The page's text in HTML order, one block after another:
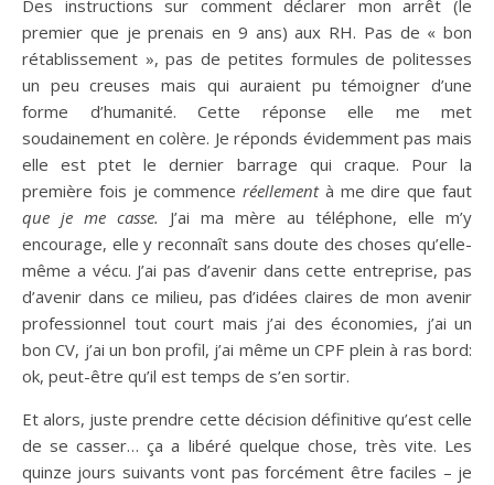
Des instructions sur comment déclarer mon arrêt (le
premier que je prenais en 9 ans) aux RH. Pas de « bon
rétablissement », pas de petites formules de politesses
un peu creuses mais qui auraient pu témoigner d’une
forme d’humanité. Cette réponse elle me met
soudainement en colère. Je réponds évidemment pas mais
elle est ptet le dernier barrage qui craque. Pour la
première fois je commenceréellementà me dire que faut
que je me casse. J’ai ma mère au téléphone, elle m’y
encourage, elle y reconnaît sans doute des choses qu’elle-
même a vécu. J’ai pas d’avenir dans cette entreprise, pas
d’avenir dans ce milieu, pas d’idées claires de mon avenir
professionnel tout court mais j’ai des économies, j’ai un
bon CV, j’ai un bon profil, j’ai même un CPF plein à ras bord:
ok, peut-être qu’il est temps de s’en sortir.
Et alors, juste prendre cette décision définitive qu’est celle
de se casser… ça a libéré quelque chose, très vite. Les
quinze jours suivants vont pas forcément être faciles – je